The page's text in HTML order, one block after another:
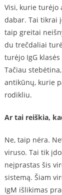
Visi, kurie
dabar. Tai tikrai
taip greitai
du trečdaliai
turėjo IgG
Tačiau
antikūnų, kurie
rodikliu.
Ar tai reiškia,
Ne, taip nėra.
viruso. Tai tik
neįprastas šis
sistemą. Šiam
IgM išlikimas